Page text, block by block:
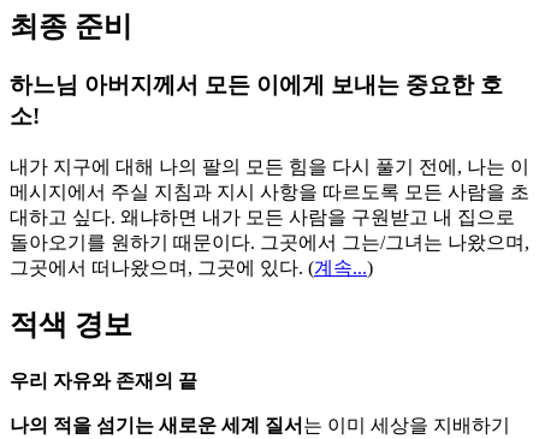
최종 준비
하느님 아버지께서 모든 이에게 보내는 중요한 호
소!
내가 지구에 대해 나의 팔의 모든 힘을 다시 풀기 전에, 나는 이
메시지에서 주실 지침과 지시 사항을 따르도록 모든 사람을 초
대하고 싶다. 왜냐하면 내가 모든 사람을 구원받고 내 집으로
돌아오기를 원하기 때문이다. 그곳에서 그는/그녀는 나왔으며,
그곳에서 떠나왔으며, 그곳에 있다. (계속...)
적색 경보
우리 자유와 존재의 끝
나의 적을 섬기는 새로운 세계 질서 는 이미 세상을 지배하기